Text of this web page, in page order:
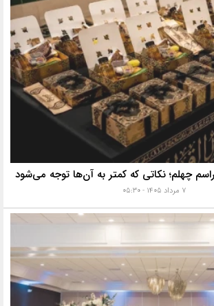
چهلم؛ نکاتی که کمتر به آن‌ها توجه می‌شود
۷ مرداد ۱۴۰۵ - ۰۵:۳۰